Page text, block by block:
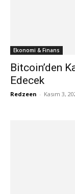
Ekonomi & Finans
Bitcoin’den
Edecek
Redzeen - Kasım 3,